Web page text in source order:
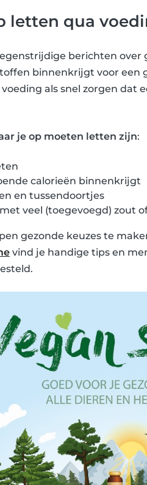
letten qua
berichten
binnenkrijgt voor een
als snel zorgen dat
je op moeten letten zijn:
calorieën binnenkrijgt
en tussendoortjes
veel (toegevoegd) zout
gezonde keuzes te
vind je handige tips en